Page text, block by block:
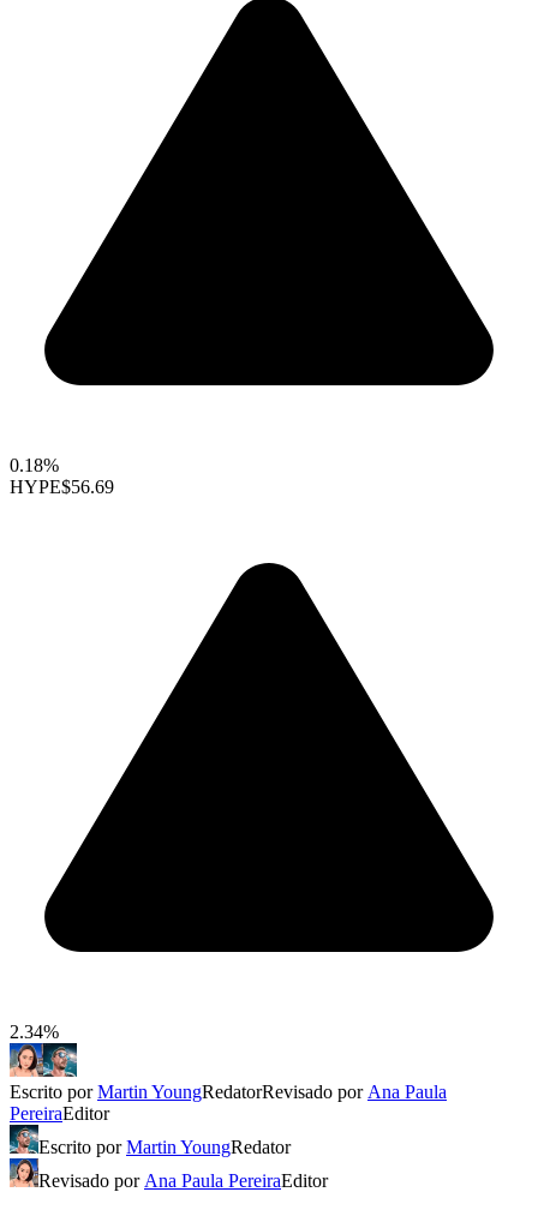
0.18%
HYPE$56.69
2.34%
Escrito porMartin YoungRedatorRevisado por Ana Paula
PereiraEditor
Escrito porMartin YoungRedator
Revisado por Ana Paula PereiraEditor